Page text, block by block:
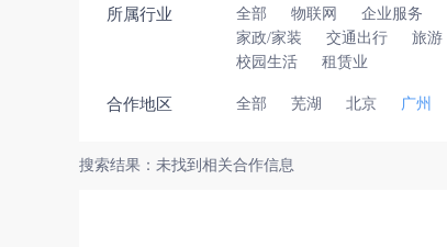
所属行业 全部 物联网 企业服务
家政/家装
交通出行 旅游
校园生活
租赁业
合作地区 全部 芜湖 北京 广州
搜索结果：未找到相关合作信息